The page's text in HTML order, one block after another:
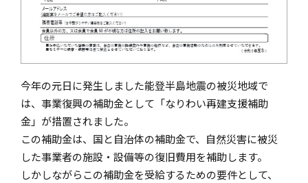
今年の元日に発生しました能登半島地震の被災地域で
は、事業復興の補助金として「なりわい再建支援補助
金」が措置されました。
この補助金は、国と自治体の補助金で、自然災害に被災
した事業者の施設・設備等の復旧費用を補助します。
しかしながらこの補助金を受給するための要件として、